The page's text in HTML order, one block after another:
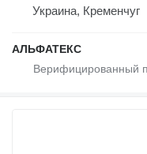
Украина, Кременчуг
АЛЬФАТЕКС